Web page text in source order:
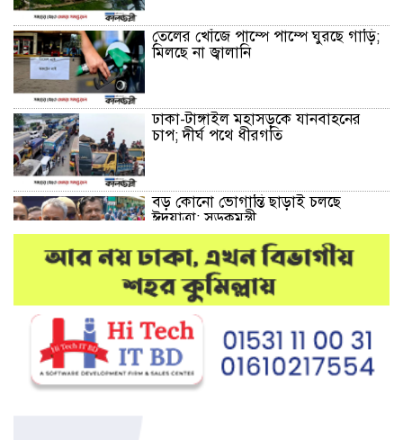
তেলের খোঁজে পাম্পে পাম্পে ঘুরছে গাড়ি;
মিলছে না জ্বালানি
ঢাকা-টাঙ্গাইল মহাসড়কে যানবাহনের
চাপ; দীর্ঘ পথে ধীরগতি
বড় কোনো ভোগান্তি ছাড়াই চলছে
ঈদযাত্রা: সড়কমন্ত্রী
মেলান্দহে উপবৃত্তি কেলেঙ্কারি:
অভিভাবকের জায়গায় শিক্ষকের ব্যাংক
হিসাব
দেশে আবারও উদ্ধার হলো ভয়ংকর
মাদক: ক্রিস্টাল মেথ ও এলএসডি